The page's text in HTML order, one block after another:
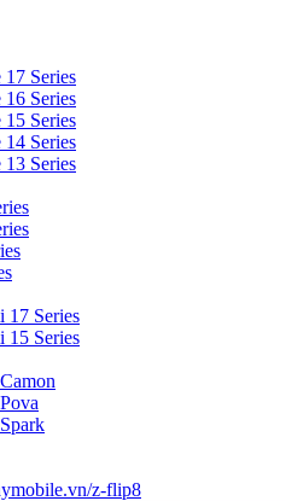
17 Series
16 Series
15 Series
14 Series
13 Series
17 Series
15 Series
z-flip8